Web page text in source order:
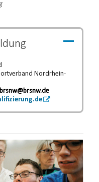
Nordrhein-
brsnw@brsnw.de